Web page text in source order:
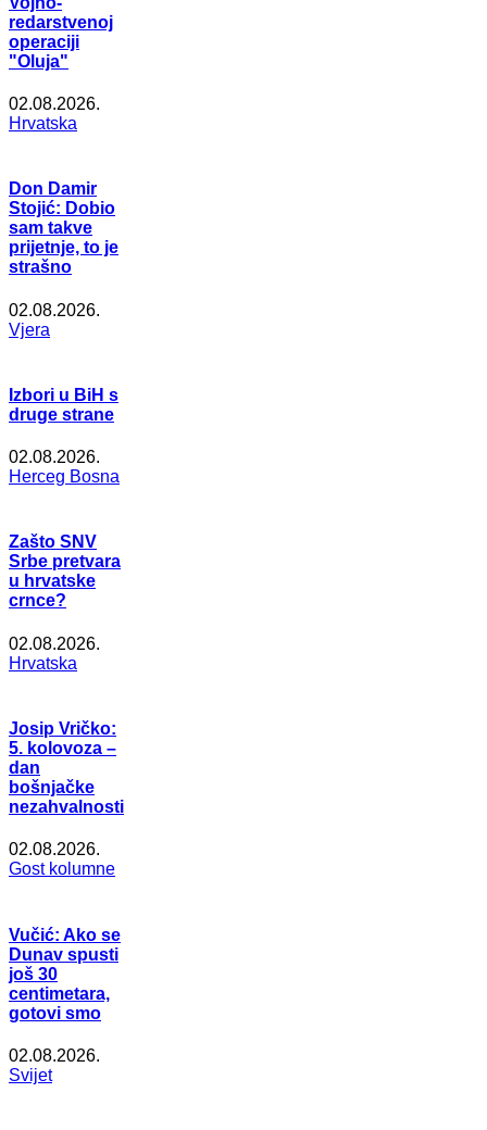
redarstvenoj
operaciji
"Oluja"
02.08.2026.
Hrvatska
Don Damir
Stojić: Dobio
sam takve
prijetnje, to je
strašno
02.08.2026.
Vjera
Izbori u BiH s
druge strane
02.08.2026.
Herceg Bosna
Zašto SNV
Srbe pretvara
u hrvatske
crnce?
02.08.2026.
Hrvatska
Josip Vričko:
5. kolovoza –
dan
bošnjačke
nezahvalnosti
02.08.2026.
Gost kolumne
Vučić: Ako se
Dunav spusti
još 30
centimetara,
gotovi smo
02.08.2026.
Svijet